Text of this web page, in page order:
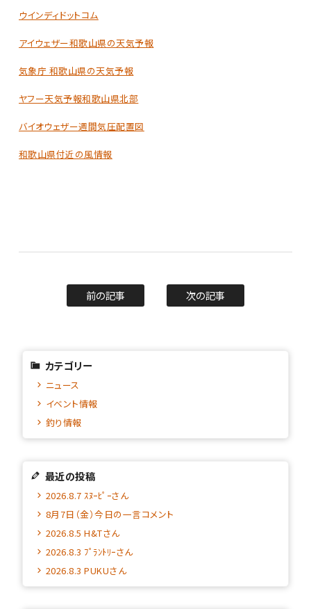
ウインディドットコム
アイウェザー和歌山県の天気予報
気象庁 和歌山県の天気予報
ヤフー天気予報和歌山県北部
バイオウェザー週間気圧配置図
和歌山県付近の風情報
前の記事 次の記事
カテゴリー
ニュース
イベント情報
釣り情報
最近の投稿
2026.8.7 ｽﾇｰﾋﾟｰさん
8月7日（金）今日の一言コメント
2026.8.5 H&Tさん
2026.8.3 ﾌﾟﾗﾝﾄﾘｰさん
2026.8.3 PUKUさん